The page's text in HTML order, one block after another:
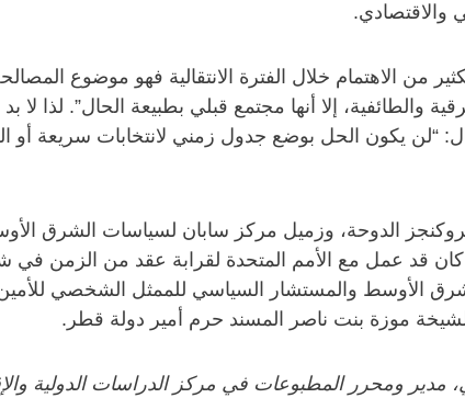
والاقتصادي.
من الاهتمام خلال الفترة الانتقالية فهو موضوع
والطائفية، إلا أنها مجتمع قبلي بطبيعة الحال”. لذا
“لن يكون الحل بوضع جدول زمني لانتخابات سريعة
الدوحة، وزميل مركز سابان لسياسات الشرق
كان قد عمل مع الأمم المتحدة لقرابة عقد من الزمن
موزة بنت ناصر المسند حرم أمير دولة قطر.
مدير ومحرر المطبوعات في مركز الدراسات الدولية